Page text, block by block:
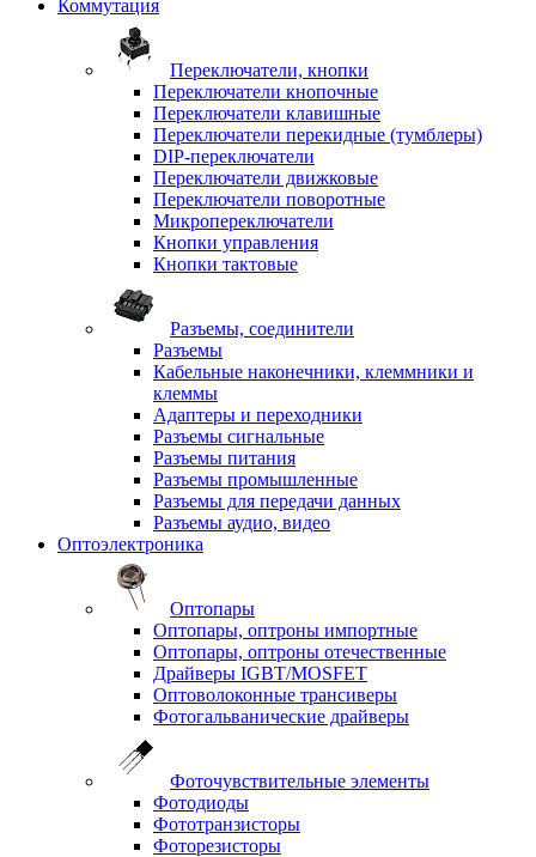
Коммутация
Переключатели, кнопки
Переключатели кнопочные
Переключатели клавишные
Переключатели перекидные (тумблеры)
DIP-переключатели
Переключатели движковые
Переключатели поворотные
Микропереключатели
Кнопки управления
Кнопки тактовые
Разъемы, соединители
Разъемы
Кабельные наконечники, клеммники и
клеммы
Адаптеры и переходники
Разъемы сигнальные
Разъемы питания
Разъемы промышленные
Разъемы для передачи данных
Разъемы аудио, видео
Оптоэлектроника
Оптопары
Оптопары, оптроны импортные
Оптопары, оптроны отечественные
Драйверы IGBT/MOSFET
Оптоволоконные трансиверы
Фотогальванические драйверы
Фоточувствительные элементы
Фотодиоды
Фототранзисторы
Фоторезисторы